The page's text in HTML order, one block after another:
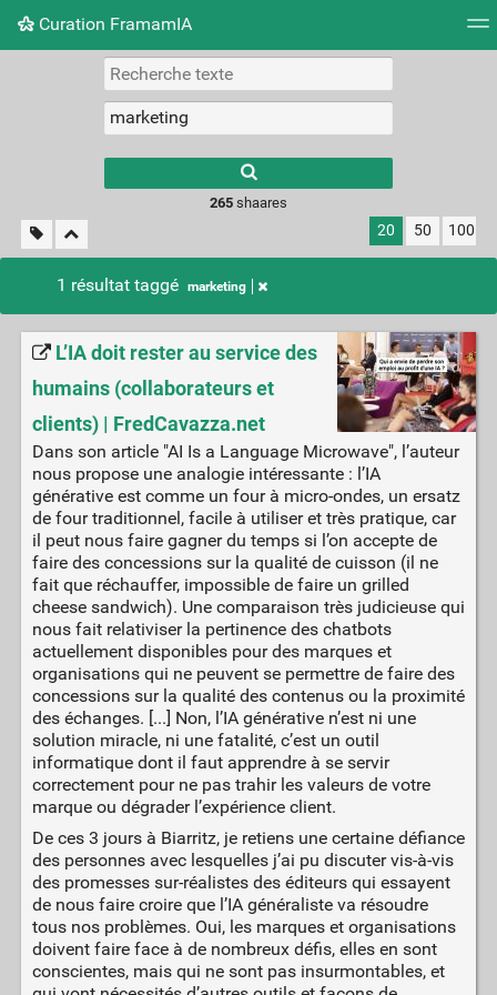
Curation FramamIA
Nuage de tags Mur d'images
265shaares
20 50 100
1 résultat taggé marketing
L’IA doit rester au service des
humains (collaborateurs et
clients) | FredCavazza.net
Dans son article "AI Is a Language Microwave", l’auteur
nous propose une analogie intéressante : l’IA
générative est comme un four à micro-ondes, un ersatz
de four traditionnel, facile à utiliser et très pratique, car
il peut nous faire gagner du temps si l’on accepte de
faire des concessions sur la qualité de cuisson (il ne
fait que réchauffer, impossible de faire un grilled
cheese sandwich). Une comparaison très judicieuse qui
nous fait relativiser la pertinence des chatbots
actuellement disponibles pour des marques et
organisations qui ne peuvent se permettre de faire des
concessions sur la qualité des contenus ou la proximité
des échanges. [...] Non, l’IA générative n’est ni une
solution miracle, ni une fatalité, c’est un outil
informatique dont il faut apprendre à se servir
correctement pour ne pas trahir les valeurs de votre
marque ou dégrader l’expérience client.
De ces 3 jours à Biarritz, je retiens une certaine défiance
des personnes avec lesquelles j’ai pu discuter vis-à-vis
des promesses sur-réalistes des éditeurs qui essayent
de nous faire croire que l’IA généraliste va résoudre
tous nos problèmes. Oui, les marques et organisations
doivent faire face à de nombreux défis, elles en sont
conscientes, mais qui ne sont pas insurmontables, et